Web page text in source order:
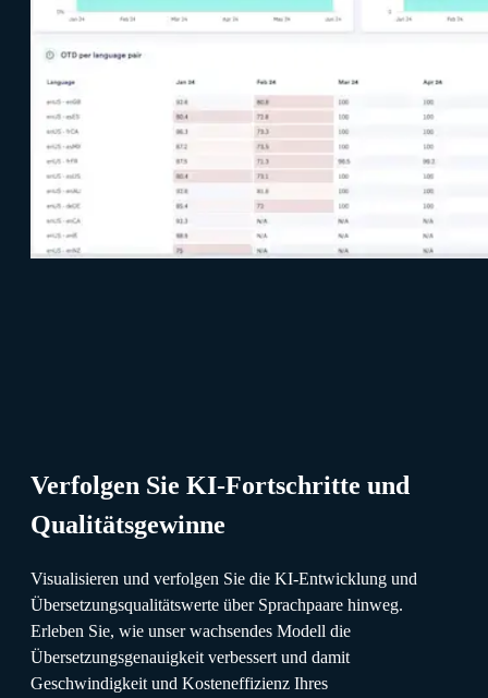
Verfolgen Sie KI-Fortschritte und
Qualitätsgewinne
Visualisieren und verfolgen Sie die KI-Entwicklung und
Übersetzungsqualitätswerte über Sprachpaare hinweg.
Erleben Sie, wie unser wachsendes Modell die
Übersetzungsgenauigkeit verbessert und damit
Geschwindigkeit und Kosteneffizienz Ihres